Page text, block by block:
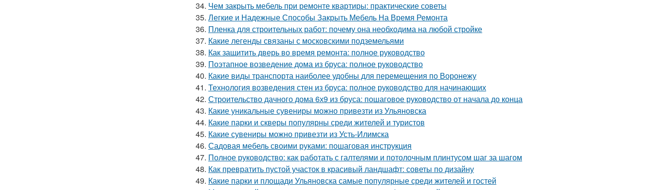
34. Чем закрыть мебель при ремонте квартиры: практические советы
35. Легкие и Надежные Способы Закрыть Мебель На Время Ремонта
36. Пленка для строительных работ: почему она необходима на любой стройке
37. Какие легенды связаны с московскими подземельями
38. Как защитить дверь во время ремонта: полное руководство
39. Поэтапное возведение дома из бруса: полное руководство
40. Какие виды транспорта наиболее удобны для перемещения по Воронежу
41. Технология возведения стен из бруса: полное руководство для начинающих
42. Строительство дачного дома 6х9 из бруса: пошаговое руководство от начала до конца
43. Какие уникальные сувениры можно привезти из Ульяновска
44. Какие парки и скверы популярны среди жителей и туристов
45. Какие сувениры можно привезти из Усть-Илимска
46. Садовая мебель своими руками: пошаговая инструкция
47. Полное руководство: как работать с галтелями и потолочным плинтусом шаг за шагом
48. Как превратить пустой участок в красивый ландшафт: советы по дизайну
49. Какие парки и площади Ульяновска самые популярные среди жителей и гостей